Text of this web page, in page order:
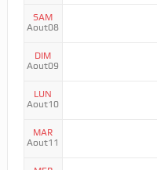
SAM
Aout08
DIM
Aout09
LUN
Aout10
MAR
Aout11